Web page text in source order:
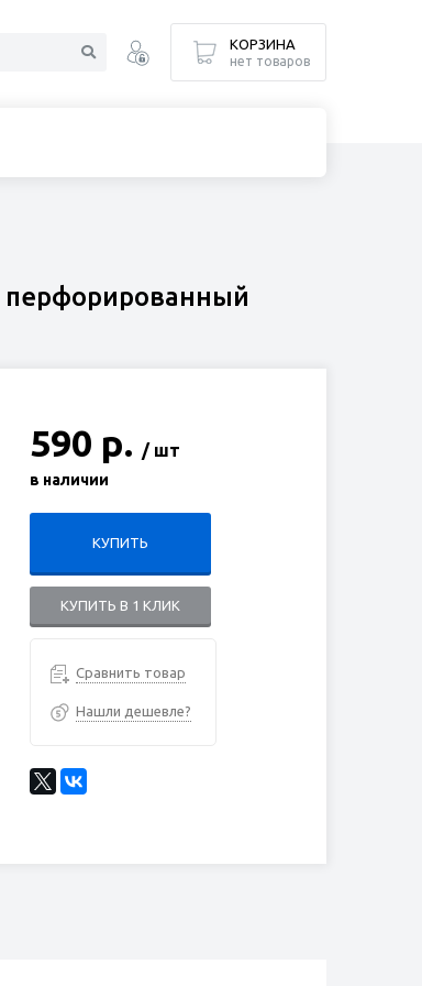
перфорированный
590 р. / шт
в наличии
КУПИТЬ
КУПИТЬ В 1 КЛИК
Сравнить товар
Нашли дешевле?
КОРЗИНА
нет товаров